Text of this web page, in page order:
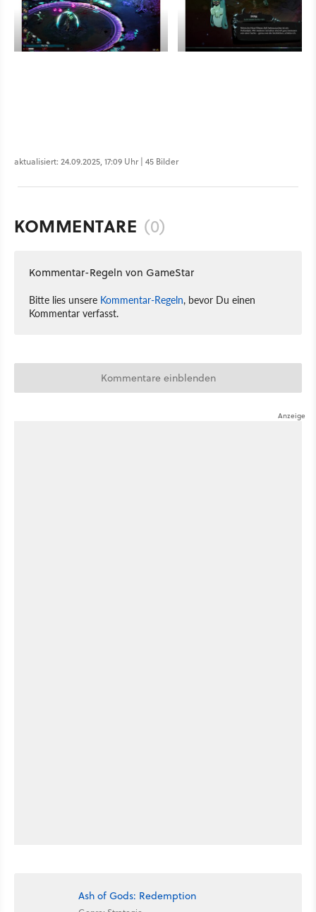
aktualisiert: 24.09.2025, 17:09 Uhr | 45 Bilder
KOMMENTARE (0)
Kommentar-Regeln von GameStar
Bitte lies unsere Kommentar-Regeln, bevor Du einen
Kommentar verfasst.
Kommentare einblenden
Ash of Gods: Redemption